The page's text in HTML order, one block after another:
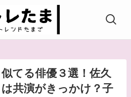
てる俳優３選！佐久
共演がきっかけ？子